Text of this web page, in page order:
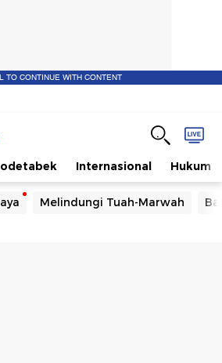
TO CONTINUE WITH CONTENT
Internasional Hukum
Melindungi Tuah-Marwah